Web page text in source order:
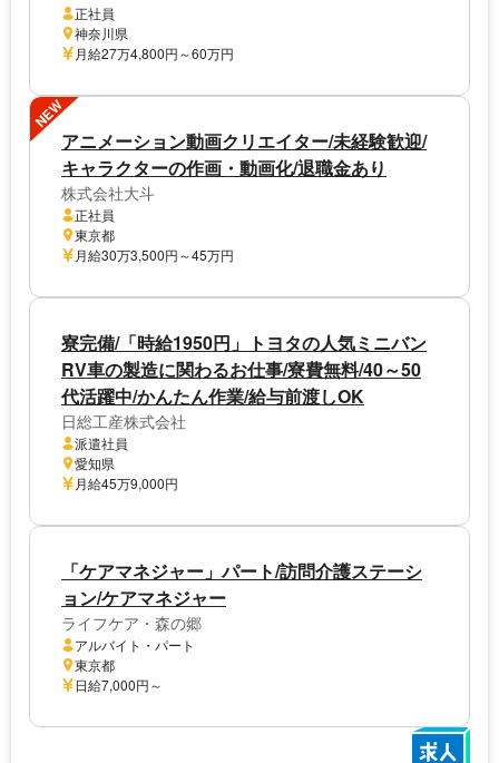
正社員
神奈川県
月給27万4,800円～60万円
NEW
アニメーション動画クリエイター/未経験歓迎/
キャラクターの作画・動画化/退職金あり
株式会社大斗
正社員
東京都
月給30万3,500円～45万円
寮完備/「時給1950円」トヨタの人気ミニバン
RV車の製造に関わるお仕事/寮費無料/40～50
代活躍中/かんたん作業/給与前渡しOK
日総工産株式会社
派遣社員
愛知県
月給45万9,000円
「ケアマネジャー」パート/訪問介護ステーシ
ョン/ケアマネジャー
ライフケア・森の郷
アルバイト・パート
東京都
日給7,000円～